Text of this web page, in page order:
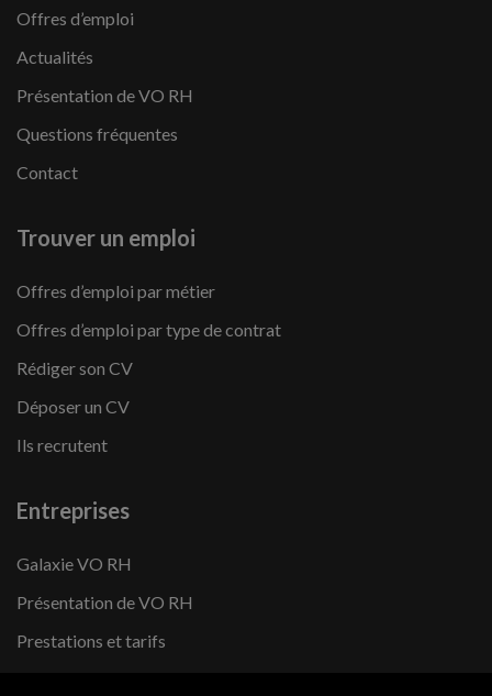
Offres d’emploi
Actualités
Présentation de VO RH
Questions fréquentes
Contact
Trouver un emploi
Offres d’emploi par métier
Offres d’emploi par type de contrat
Rédiger son CV
Déposer un CV
Ils recrutent
Entreprises
Galaxie VO RH
Présentation de VO RH
Prestations et tarifs